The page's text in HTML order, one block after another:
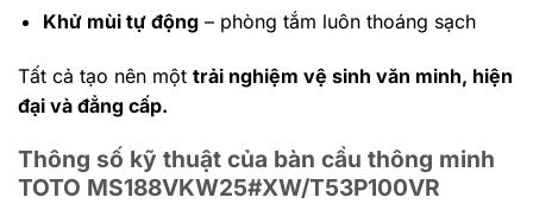
Khử mùi tự động– phòng tắm luôn thoáng sạch
Tất cả tạo nên một trải nghiệm vệ sinh văn minh, hiện
đại và đẳng cấp.
Thông số kỹ thuật của bàn cầu thông minh
TOTO MS188VKW25#XW/T53P100VR